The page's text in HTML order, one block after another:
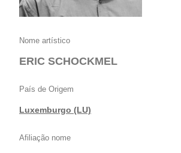
Nome artístico
ERIC SCHOCKMEL
País de Origem
Luxemburgo (LU)
Afiliação nome